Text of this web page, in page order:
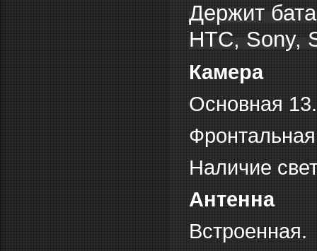
Держит
HTC, Sony,
Камера
Основная
Наличие
Антенна
Встроенная.